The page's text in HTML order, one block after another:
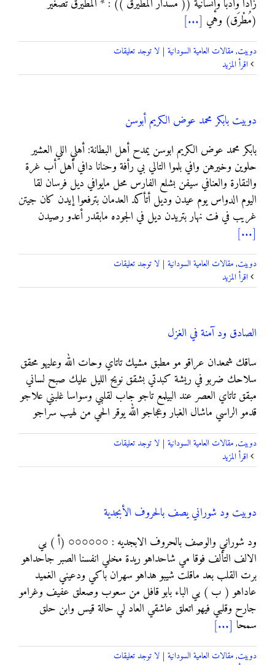
زاداً وأدباً وإنسانية (( مسدار المطيرق )) : * المطيرق تصغير
(مُطْرَق) وهي [...]
دوبيت,مقالات العامية السودانية | لا توجد تعليقات
دوبيت بابكر محمد عوض الكريم أبوسن
بابكر محمد عوض الكريم ابوسن يمدح أهل البطانة: أهلي اللي العشير
حلوين وخيرهن وافي بلموا التالي بي رأفة وحنانا دافي أهل أب غرة
والنقارة والعنافي سيفن بشلع الفارس محل مايوافي ديل فرسان لقا
اليوم الدواس يوم عيدن وديل أتأكد العدمان بترفعوا إيدن كان جيتن
غريب في فت نهار بتريدن ديل في الجوده مابقدر أعدو رصيدن
[...]
دوبيت,مقالات العامية السودانية | لا توجد تعليقات
الصادق ود آمنة في الغزل
ساقك شمعدان عراقو مو مطبق مشيك تاتاي وحات الله وعليهو محقق
سلاحك ضربو في ريشة كبدتي بشقق نويح الليل عليك صبح لساني
مبقق تاتاي العصر عند البيلمع تاجو جاب لقلبي وسواسا غلبني علاجو
قدمو الراسي ماشال الغبار وعجاجو الله يوقر الحي من لهيب سراجو
دوبيت,مقالات العامية السودانية | لا توجد تعليقات
دوبيت ود شوراني يصف بالحروف الأبجدية
ﻭﺩ ﺷﻮﺭﺍﻧﻲ ﻭﺍﻟﻮﺻﻒ ﺑﺎﻟﺤﺮﻭﻑ ﺍﻻﺑﺠﺪﻳﻪ : ○○○○○○ (ﺃ ) ﺑﻲ
ﺍﻻﻟﻒ ﺍﻟﺘﺄﻟﻒ ﻓﻮﻗﺎ ﻣﻲ ﺷﺎﺣﺪﺍﻫﻮ ﺭﻳﺪﺓ ﻣﺨﻠﻲ ﺍﻧﻔﺴﻨﺎ ﺍﻟﺼﺒﺮ ﺟﺎﺣﺪﺍﻫﻮ
ﺑﺮﺕ ﺍﻟﻘﻠﺐ ﺑﻌﺪ ﻣﺎﻗﻠﺖ ﺷﻴﺒﻮ ﻫﺪﺍﻫﻮ ﺳﻬﺮﺍﻥ ﺑﺎﻛﻲ ﻭﺩﻋﻴﻨﻲ ﺍﻟﻐﻤﻴﺪ
ﻋﺎﺩﺍﻫﻮ ( ﺏ ) ﺑﻲ ﺍﻟﺒﺎﺀ ﺑﺎﺑﻮ ﻗﺎﻓﻞ ﻣﻦ ﺳﻌﻮﺏ ﻭﺻﻌﻠﻖ ﻋﻔﻴﻒ ﻭﻏﺮﺍﻣﻮ
ﺟﺎﺭﺡ ﻭﻗﻠﺒﻲ ﻓﻴﻬﻮ ﺍﺗﻌﻠﻖ ﻋﺎﺷﻘﻲ ﺍﻟﻌﺎﺩ ﻟﻲ ﺣﺎﻟﺔ ﻗﻴﺲ ﻭﺍﺑﻦ ﺣﻠﻖ
ﺳﻤﺤﺎ [...]
دوبيت,مقالات العامية السودانية | لا توجد تعليقات